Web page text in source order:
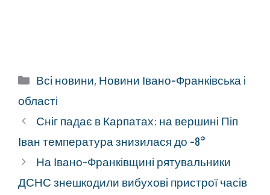
Категорії
Всі новини, Новини Івано-Франківська і
області
Сніг падає в Карпатах: на вершині Піп
Іван температура знизилася до -8°
На Івано-Франківщині рятувальники
ДСНС знешкодили вибухові пристрої часів